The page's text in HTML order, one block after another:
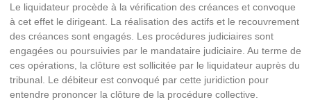
Le liquidateur procède à la vérification des créances et convoque
à cet effet le dirigeant. La réalisation des actifs et le recouvrement
des créances sont engagés. Les procédures judiciaires sont
engagées ou poursuivies par le mandataire judiciaire. Au terme de
ces opérations, la clôture est sollicitée par le liquidateur auprès du
tribunal. Le débiteur est convoqué par cette juridiction pour
entendre prononcer la clôture de la procédure collective.